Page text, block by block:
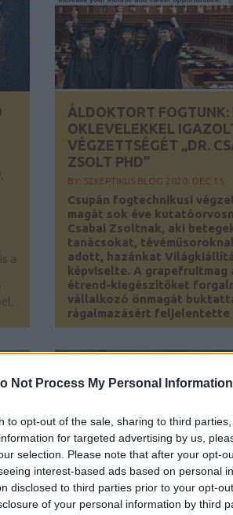
Not Process My Personal Information
to opt-out of the sale, sharing to third
for targeted advertising by us,
selection. Please note that after your opt-
interest-based ads based on personal
disclosed to third parties prior to your opt-
of your personal information by third
a
ÁLDOKTORT FOGTUNK:
OKLEVELEKKEL
VÉGZETTSÉGÉT „DR.
ZSOLT PHD”
BY: SZKEPTIKUS BLOG 2020. DEC 15.
Csupán fogtechnikusi
magát sok éve
Csabai Zsoltnak, aki
tanácsokat,
adott, hazánkat
képviselte. A grapefruitmag
étrend-kiegészítőket
vállalkozó önmagát
rágalmazásért feljelentette